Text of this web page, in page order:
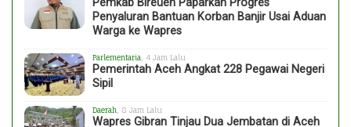
Pemkab Bireuen Paparkan Progres
Penyaluran Bantuan Korban Banjir Usai Aduan
Warga ke Wapres
Parlementaria , 4 Jam Lalu
Pemerintah Aceh Angkat 228 Pegawai Negeri
Sipil
Daerah , 8 Jam Lalu
Wapres Gibran Tinjau Dua Jembatan di Aceh